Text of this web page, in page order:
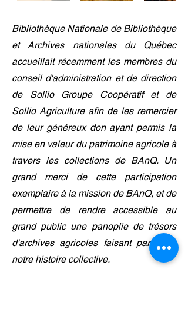
Bibliothèque Nationale de Bibliothèque
et Archives nationales du Québec
accueillait récemment les membres du
conseil d'administration et de direction
de Sollio Groupe Coopératif et de
Sollio Agriculture afin de les remercier
de leur généreux don ayant permis la
mise en valeur du patrimoine agricole à
travers les collections de BAnQ. Un
grand merci de cette participation
exemplaire à la mission de BAnQ, et de
permettre de rendre accessible au
grand public une panoplie de trésors
d'archives agricoles faisant partie de
notre histoire collective.